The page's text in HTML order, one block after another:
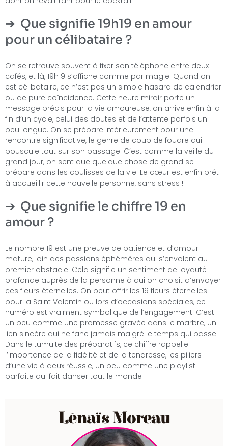
Que signifie 19h19 en amour
pour un célibataire ?
On se retrouve souvent à fixer son téléphone entre deux
cafés, et là, 19h19 s’affiche comme par magie. Quand on
est célibataire, ce n’est pas un simple hasard de calendrier
ou de pure coïncidence. Cette heure miroir porte un
message précis pour la vie amoureuse, on arrive enfin à la
fin d’un cycle, celui des doutes et de l’attente parfois un
peu longue. On se prépare intérieurement pour une
rencontre significative, le genre de coup de foudre qui
bouscule tout sur son passage. C’est comme la veille du
grand jour, on sent que quelque chose de grand se
prépare dans les coulisses de la vie. Le cœur est enfin prêt
à accueillir cette nouvelle personne, sans stress !
Que signifie le chiffre 19 en
amour ?
Le nombre 19 est une preuve de patience et d’amour
mature, loin des passions éphémères qui s’envolent au
premier obstacle. Cela signifie un sentiment de loyauté
profonde auprès de la personne à qui on choisit d’envoyer
ces fleurs éternelles. On peut offrir les 19 fleurs éternelles
pour la Saint Valentin ou lors d’occasions spéciales, ce
numéro est vraiment symbolique de l’engagement. C’est
un peu comme une promesse gravée dans le marbre, un
lien sincère qui ne fane jamais malgré le temps qui passe.
Dans le tumulte des préparatifs, ce chiffre rappelle
l’importance de la fidélité et de la tendresse, les piliers
d’une vie à deux réussie, un peu comme une playlist
parfaite qui fait danser tout le monde !
Lénaïs Moreau